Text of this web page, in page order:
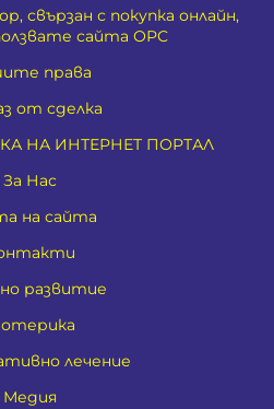
свързан с покупка онлайн,
сайта ОРС
права
от сделка
НА ИНТЕРНЕТ ПОРТАЛ
За Нас
на сайта
развитие
лечение
Медия